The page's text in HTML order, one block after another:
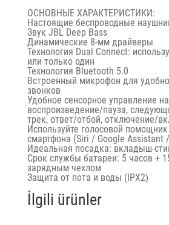
ОСНОВНЫЕ ХАРАКТЕРИСТИКИ:
Настоящие беспроводные
Звук JBL Deep Bass
Динамические 8-мм драйверы
Технология Dual Connect:
или только один
Технология Bluetooth 5.0
Встроенный микрофон для
звонков
Удобное сенсорное управление
воспроизведение/пауза,
трек, ответ/отбой, отключение/
Используйте голосовой
смартфона (Siri / Google Assistant
Идеальная посадка: вкладыш-
Срок службы батареи: 5 часов +
зарядным чехлом
Защита от пота и воды (IPX2)
İlgili ürünler